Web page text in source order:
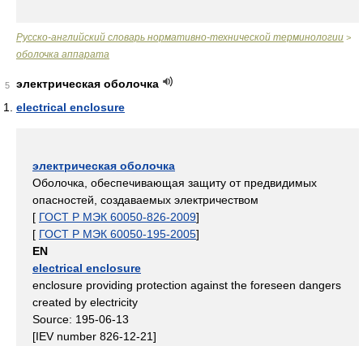
Русско-английский словарь нормативно-технической терминологии >
оболочка аппарата
5
электрическая оболочка
electrical enclosure
электрическая оболочка
Оболочка, обеспечивающая защиту от предвидимых
опасностей, создаваемых электричеством
[ ГОСТ Р МЭК 60050-826-2009]
[ ГОСТ Р МЭК 60050-195-2005]
EN
electrical enclosure
enclosure providing protection against the foreseen dangers
created by electricity
Source: 195-06-13
[IEV number 826-12-21]